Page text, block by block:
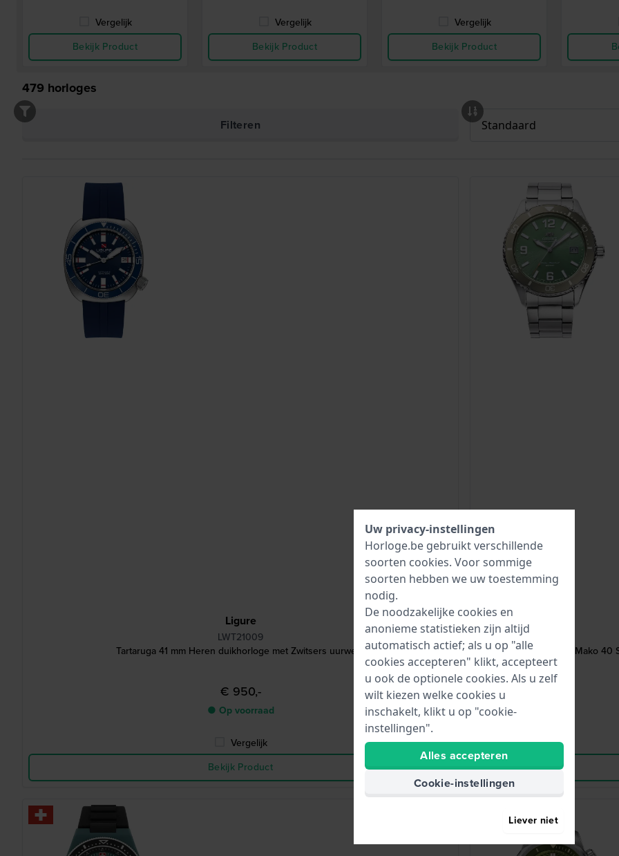
Vergelijk
Bekijk Product
Vergelijk
Bekijk Product
Vergelijk
Bekijk Product
479 horloges
Filteren
Ligure
LWT21009
Tartaruga 41 mm Heren duikhorloge met Zwitsers uurwerk
€ 950,-
● Op voorraad
Vergelijk
Bekijk Product
Mako 40
Uw privacy-instellingen
Horloge.be gebruikt verschillende
soorten cookies. Voor sommige
soorten hebben we uw toestemming
nodig.
De noodzakelijke cookies en
anonieme statistieken zijn altijd
automatisch actief; als u op "alle
cookies accepteren" klikt, accepteert
u ook de optionele cookies. Als u zelf
wilt kiezen welke cookies u
inschakelt, klikt u op "cookie-
instellingen".
Alles accepteren
Cookie-instellingen
Liever niet